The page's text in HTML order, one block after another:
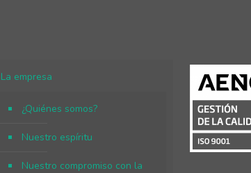
La empresa
¿Quiénes somos?
Nuestro espíritu
Nuestro compromiso con la